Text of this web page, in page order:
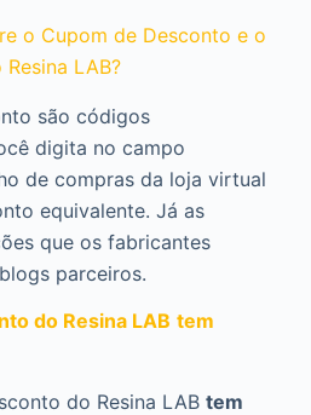
o Cupom de Desconto e o
LAB?
são códigos
digita no campo
de compras da loja virtual
equivalente. Já as
que os fabricantes
parceiros.
do Resina LAB tem
do Resina LAB tem